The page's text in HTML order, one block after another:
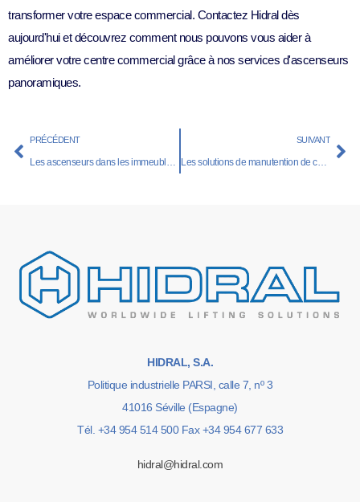
transformer votre espace commercial. Contactez Hidral dès
aujourd'hui et découvrez comment nous pouvons vous aider à
améliorer votre centre commercial grâce à nos services d'ascenseurs
panoramiques.
PRÉCÉDENT
Les ascenseurs dans les immeubles résidentiels : un luxe ou une nécessité ?
SUIVANT
Les solutions de manutention de charges lourdes comme méthode de prévention des risques professionnels
HIDRAL, S.A.
Politique industrielle PARSI, calle 7, nº 3
41016 Séville (Espagne)
Tél. +34 954 514 500 Fax +34 954 677 633
hidral@hidral.com